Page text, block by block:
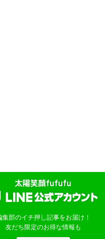
集部のイチ押し記事をお届け！
友だち限定のお得な情報も